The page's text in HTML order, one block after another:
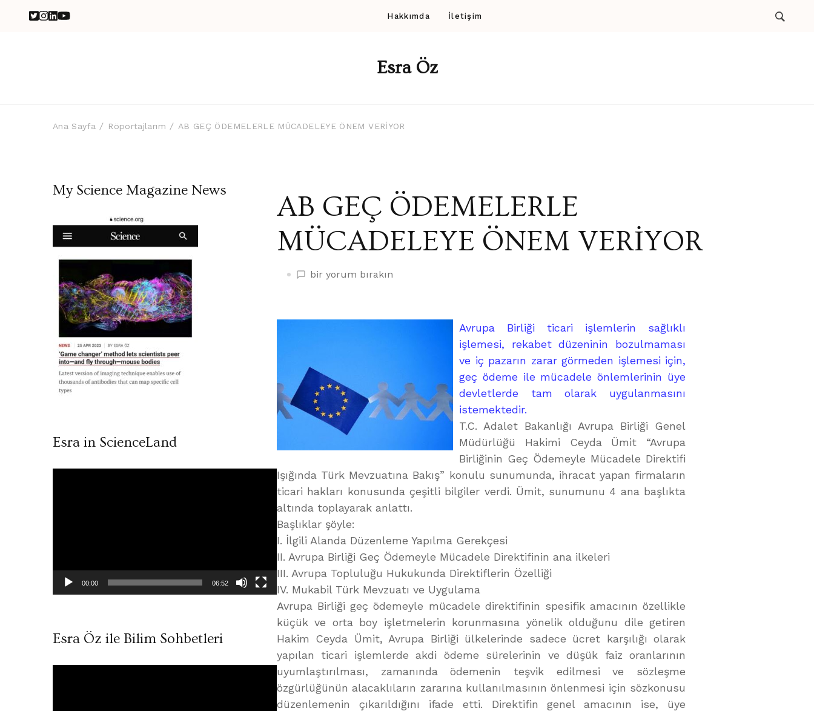
Hakkımda İletişim
Esra Öz
Ana Sayfa Röportajlarım AB GEÇ ÖDEMELERLE MÜCADELEYE ÖNEM VERİYOR
AB GEÇ ÖDEMELERLE
MÜCADELEYE ÖNEM VERİYOR
AB
MÜCADELEYE
bir yorum bırakın
Avrupa Birliği ticari işlemlerin sağlıklı
işlemesi, rekabet düzeninin bozulmaması
ve iç pazarın zarar görmeden işlemesi için,
geç ödeme ile mücadele önlemlerinin üye
devletlerde tam olarak uygulanmasını
istemektedir.
T.C. Adalet Bakanlığı Avrupa Birliği Genel
Müdürlüğü Hakimi Ceyda Ümit “Avrupa
Birliğinin Geç Ödemeyle Mücadele Direktifi
Işığında Türk Mevzuatına Bakış” konulu sunumunda, ihracat yapan firmaların
ticari hakları konusunda çeşitli bilgiler verdi. Ümit, sunumunu 4 ana başlıkta
altında toplayarak anlattı.
Başlıklar şöyle:
I. İlgili Alanda Düzenleme Yapılma Gerekçesi
II. Avrupa Birliği Geç Ödemeyle Mücadele Direktifinin ana ilkeleri
III. Avrupa Topluluğu Hukukunda Direktiflerin Özelliği
IV. Mukabil Türk Mevzuatı ve Uygulama
Avrupa Birliği geç ödemeyle mücadele direktifinin spesifik amacının özellikle
küçük ve orta boy işletmelerin korunmasına yönelik olduğunu dile getiren
Hakim Ceyda Ümit, Avrupa Birliği ülkelerinde sadece ücret karşılığı olarak
yapılan ticari işlemlerde akdi ödeme sürelerinin ve düşük faiz oranlarının
uyumlaştırılması, zamanında ödemenin teşvik edilmesi ve sözleşme
özgürlüğünün alacaklıların zararına kullanılmasının önlenmesi için sözkonusu
düzenlemenin çıkarıldığını ifade etti. Direktifin genel amacının ise, üye
My Science Magazine News
Esra in ScienceLand
00:00 06:52
Esra Öz ile Bilim Sohbetleri